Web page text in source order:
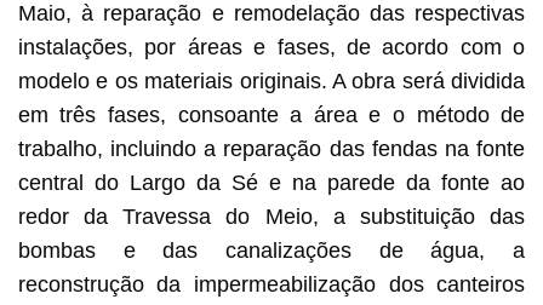
Maio, à reparação e remodelação das respectivas
instalações, por áreas e fases, de acordo com o
modelo e os materiais originais. A obra será dividida
em três fases, consoante a área e o método de
trabalho, incluindo a reparação das fendas na fonte
central do Largo da Sé e na parede da fonte ao
redor da Travessa do Meio, a substituição das
bombas e das canalizações de água, a
reconstrução da impermeabilização dos canteiros